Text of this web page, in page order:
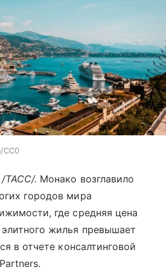
CC0
ТАСС/. Монако возглавило
городов мира
где средняя цена
жилья превышает
в отчете консалтинговой